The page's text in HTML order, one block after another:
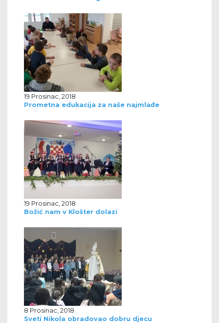
19 Prosinac, 2018
Prometna edukacija za naše najmlađe
19 Prosinac, 2018
Božić nam v Klošter dolazi
8 Prosinac, 2018
Sveti Nikola obradovao dobru djecu